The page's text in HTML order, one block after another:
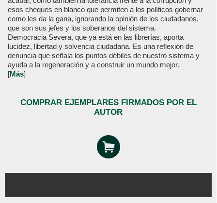
esos cheques en blanco que permiten a los políticos gobernar
como les da la gana, ignorando la opinión de los ciudadanos,
que son sus jefes y los soberanos del sistema.
Democracia Severa, que ya está en las librerías, aporta
lucidez, libertad y solvencia ciudadana. Es una reflexión de
denuncia que señala los puntos débiles de nuestro sistema y
ayuda a la regeneración y a construir un mundo mejor.
[Más]
COMPRAR EJEMPLARES FIRMADOS POR EL
AUTOR